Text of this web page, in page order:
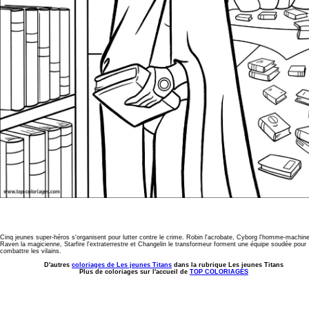
Cinq jeunes super-héros s'organisent pour lutter contre le crime. Robin l'acrobate, Cyborg l'homme-
Raven la magicienne, Starfire l'extraterrestre et Changelin le transformeur forment une équipe soudée pour
combattre les vilains.
D'autres coloriages de Les jeunes Titans dans la rubrique Les jeunes Titans
Plus de coloriages sur l'accueil de TOP COLORIAGES